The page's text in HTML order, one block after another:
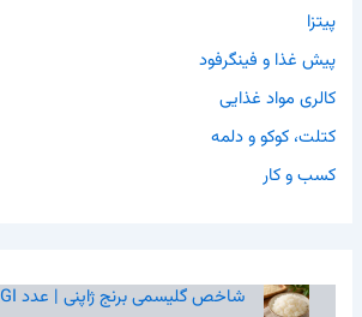
پیتزا
پیش غذا و فینگرفود
کالری مواد غذایی
کتلت، کوکو و دلمه
کسب و کار
شاخص گلیسمی برنج ژاپنی | عدد GI و بررسی کامل آن